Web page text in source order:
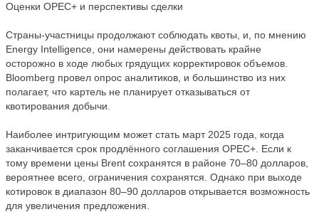
Оценки OPEC+ и перспективы сделки
Страны-участницы продолжают соблюдать квоты, и, по мнению
Energy Intelligence, они намерены действовать крайне
осторожно в ходе любых грядущих корректировок объемов.
Bloomberg провел опрос аналитиков, и большинство из них
полагает, что картель не планирует отказываться от
квотирования добычи.
Наиболее интригующим может стать март 2025 года, когда
заканчивается срок продлённого соглашения OPEC+. Если к
тому времени цены Brent сохранятся в районе 70–80 долларов,
вероятнее всего, ограничения сохранятся. Однако при выходе
котировок в диапазон 80–90 долларов открывается возможность
для увеличения предложения.